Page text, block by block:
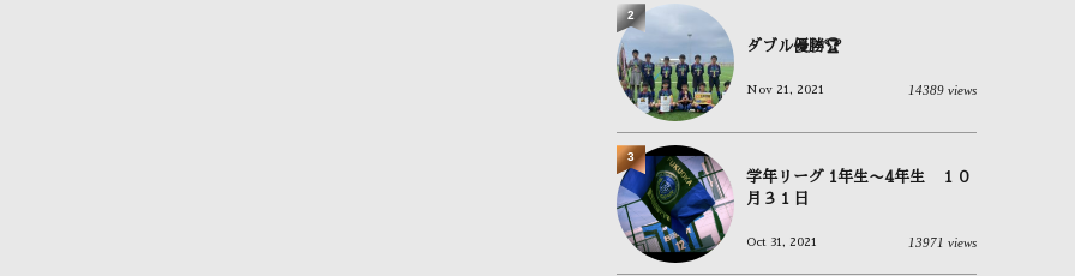
ダブル優勝🏆
Nov 21, 2021 14389 views
2
学年リーグ 1年生〜4年生 １０
月３１日
Oct 31, 2021 13971 views
3